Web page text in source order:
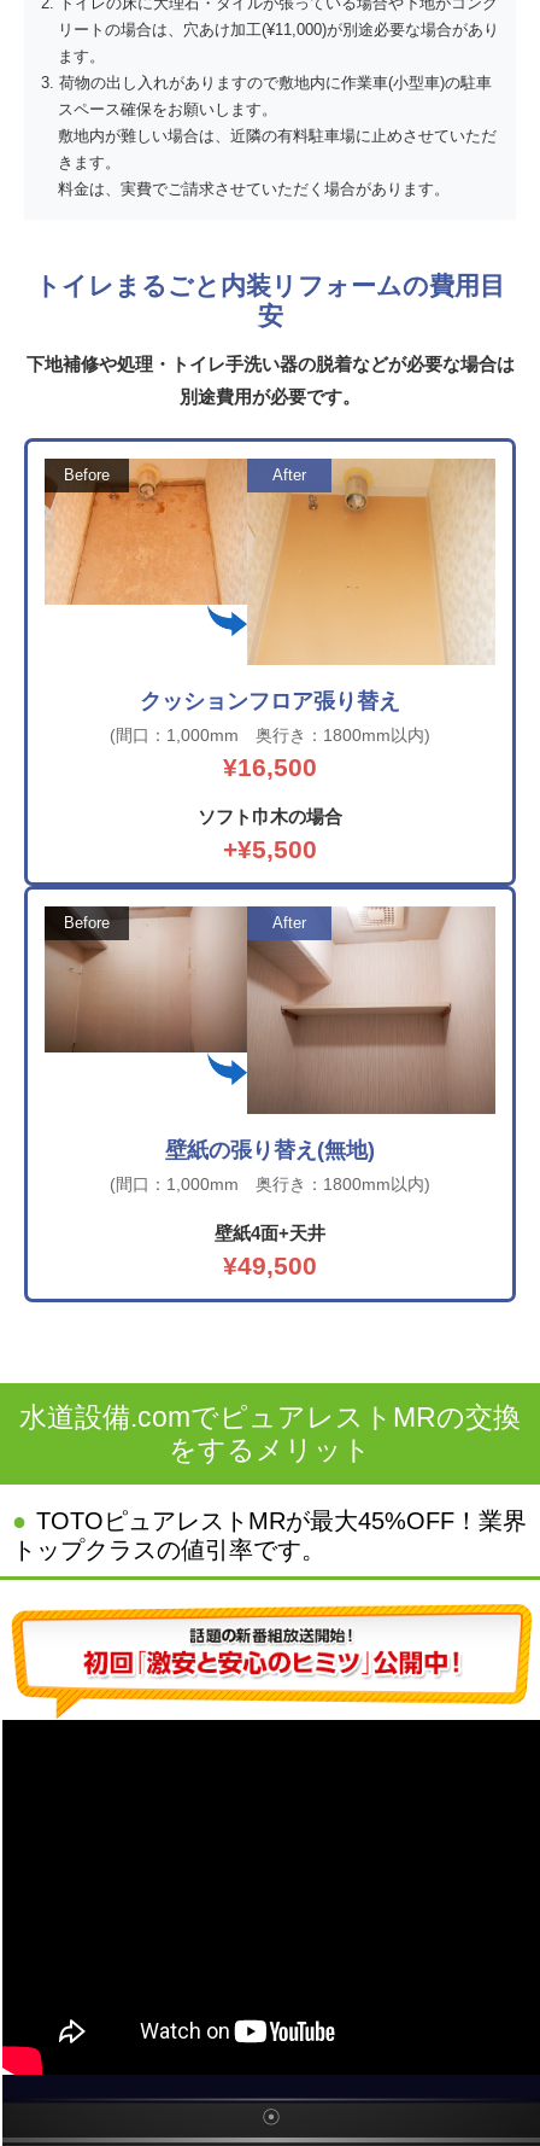
トイレの床に大理石・タイルが張っている場合や下地がコンク
リートの場合は、穴あけ加工(¥11,000)が別途必要な場合があり
ます。
荷物の出し入れがありますので敷地内に作業車(小型車)の駐車
スペース確保をお願いします。
敷地内が難しい場合は、近隣の有料駐車場に止めさせていただ
きます。
料金は、実費でご請求させていただく場合があります。
トイレまるごと内装リフォームの費用目
安
下地補修や処理・トイレ手洗い器の脱着などが必要な場合は
別途費用が必要です。
Before After
クッションフロア張り替え
(間口：1,000mm 奥行き：1800mm以内)
¥16,500
ソフト巾木の場合
+¥5,500
Before After
壁紙の張り替え(無地)
(間口：1,000mm 奥行き：1800mm以内)
壁紙4面+天井
¥49,500
水道設備.comでピュアレストMRの交換
をするメリット
TOTOピュアレストMRが最大45%OFF！業界
トップクラスの値引率です。